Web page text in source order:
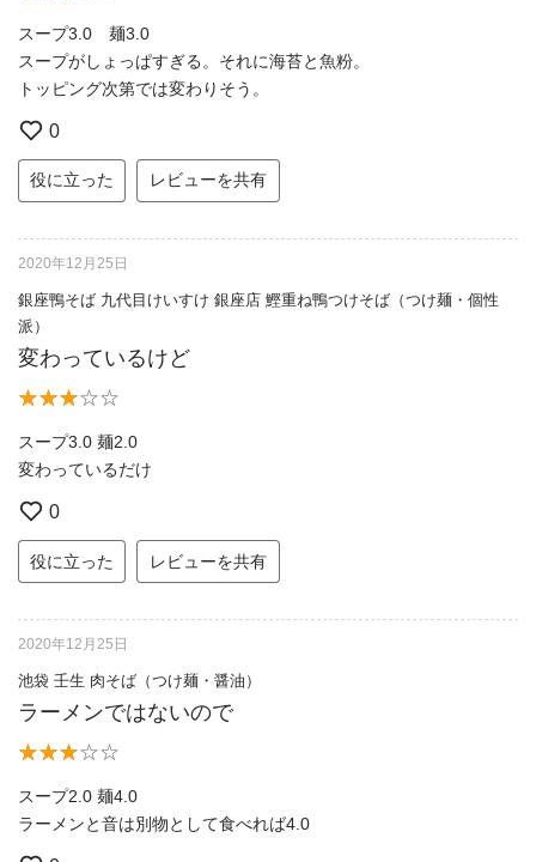
スープ3.0 麺3.0
スープがしょっぱすぎる。それに海苔と魚粉。
トッピング次第では変わりそう。
0
役に立った レビューを共有
2020年12月25日
銀座鴨そば 九代目けいすけ 銀座店 鰹重ね鴨つけそば（つけ麺・個性
派）
変わっているけど
スープ3.0 麺2.0
変わっているだけ
0
役に立った レビューを共有
2020年12月25日
池袋 壬生 肉そば（つけ麺・醤油）
ラーメンではないので
スープ2.0 麺4.0
ラーメンと音は別物として食べれば4.0